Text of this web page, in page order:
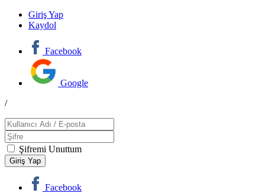
Giriş Yap
Kaydol
Facebook
Google
/
Şifremi Unuttum
Facebook